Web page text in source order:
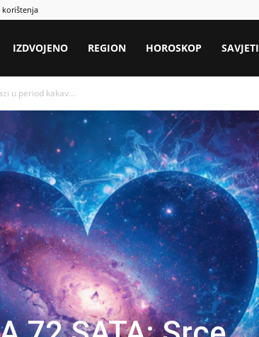
korištenja
IZDVOJENO REGION HOROSKOP SAVJETI
u period kakav...